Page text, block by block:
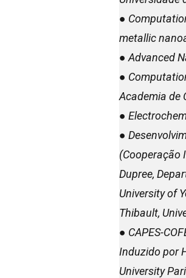
●
metallic
● Advanced
●
Academia de
●
●
(Cooperação
Dupree,
University of
Thibault,
● CAPES-
Induzido por
University